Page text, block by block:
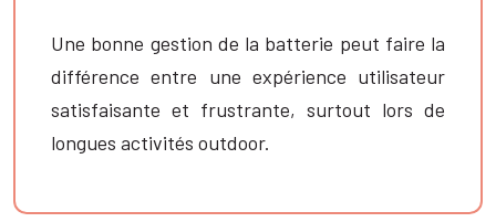
Une bonne gestion de la batterie peut faire la
différence entre une expérience utilisateur
satisfaisante et frustrante, surtout lors de
longues activités outdoor.